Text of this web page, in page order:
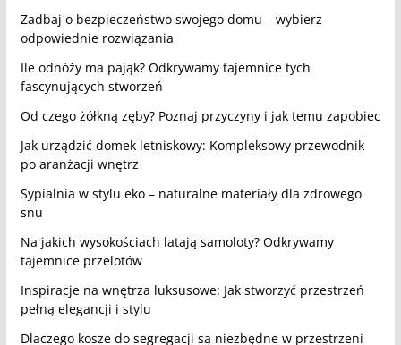
Zadbaj o bezpieczeństwo swojego domu – wybierz
odpowiednie rozwiązania
Ile odnóży ma pająk? Odkrywamy tajemnice tych
fascynujących stworzeń
Od czego żółkną zęby? Poznaj przyczyny i jak temu zapobiec
Jak urządzić domek letniskowy: Kompleksowy przewodnik
po aranżacji wnętrz
Sypialnia w stylu eko – naturalne materiały dla zdrowego
snu
Na jakich wysokościach latają samoloty? Odkrywamy
tajemnice przelotów
Inspiracje na wnętrza luksusowe: Jak stworzyć przestrzeń
pełną elegancji i stylu
Dlaczego kosze do segregacji są niezbędne w przestrzeni